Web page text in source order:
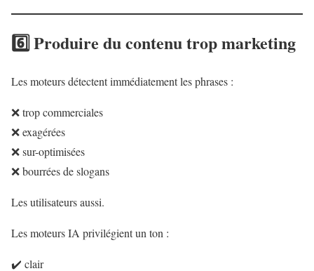
6️⃣ Produire du contenu trop marketing
Les moteurs détectent immédiatement les phrases :
❌ trop commerciales
❌ exagérées
❌ sur-optimisées
❌ bourrées de slogans
Les utilisateurs aussi.
Les moteurs IA privilégient un ton :
✔️ clair